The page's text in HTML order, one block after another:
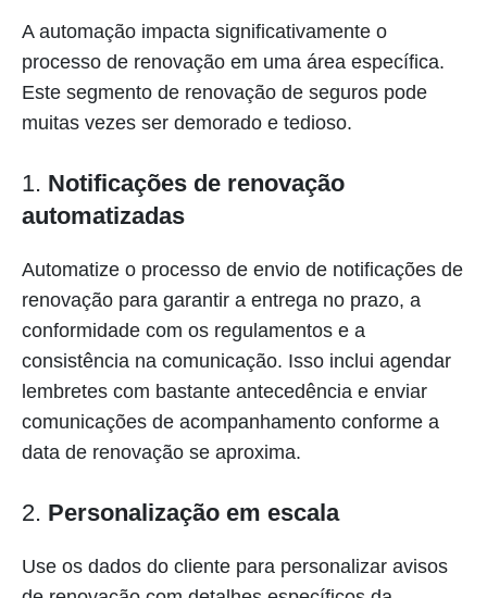
A automação impacta significativamente o
processo de renovação em uma área específica.
Este segmento de renovação de seguros pode
muitas vezes ser demorado e tedioso.
1. Notificações de renovação
automatizadas
Automatize o processo de envio de notificações de
renovação para garantir a entrega no prazo, a
conformidade com os regulamentos e a
consistência na comunicação. Isso inclui agendar
lembretes com bastante antecedência e enviar
comunicações de acompanhamento conforme a
data de renovação se aproxima.
2. Personalização em escala
Use os dados do cliente para personalizar avisos